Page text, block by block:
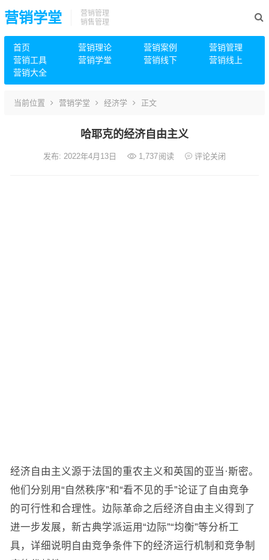
营销学堂
营销管理
销售管理
首页 营销理论 营销案例
营销管理
营销工具
营销学堂 营销线下
营销线上
营销大全
当前位置 营销学堂 经济学 正文
哈耶克的经济自由主义
发布: 2022年4月13日 1,737阅读 评论关闭
经济自由主义源于法国的重农主义和英国的亚当·斯密。
他们分别用“自然秩序”和“看不见的手”论证了自由竞争
的可行性和合理性。边际革命之后经济自由主义得到了
进一步发展，新古典学派运用“边际”“均衡”等分析工
具，详细说明自由竞争条件下的经济运行机制和竞争制